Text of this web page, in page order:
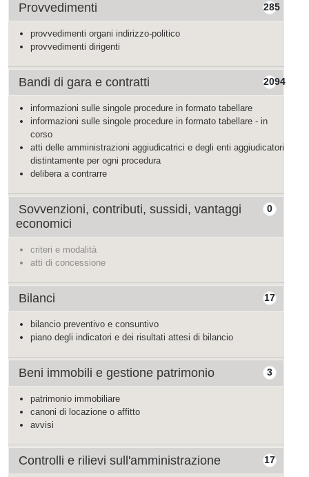
285
Provvedimenti
provvedimenti organi indirizzo-politico
provvedimenti dirigenti
2094
Bandi di gara e contratti
informazioni sulle singole procedure in formato tabellare
informazioni sulle singole procedure in formato tabellare - in
corso
atti delle amministrazioni aggiudicatrici e degli enti aggiudicatori
distintamente per ogni procedura
delibera a contrarre
0
Sovvenzioni, contributi, sussidi, vantaggi
economici
criteri e modalità
atti di concessione
17
Bilanci
bilancio preventivo e consuntivo
piano degli indicatori e dei risultati attesi di bilancio
3
Beni immobili e gestione patrimonio
patrimonio immobiliare
canoni di locazione o affitto
avvisi
17
Controlli e rilievi sull'amministrazione